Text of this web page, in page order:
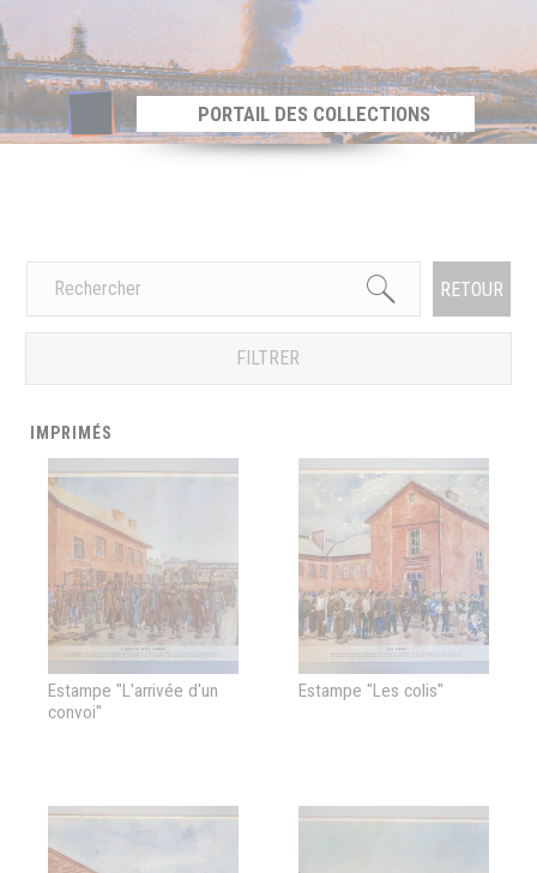
Panneau de gestion des cookies
PORTAIL DES COLLECTIONS
RETOUR
FILTRER
IMPRIMÉS
Estampe "L'arrivée d'un
convoi"
Estampe "Les colis"